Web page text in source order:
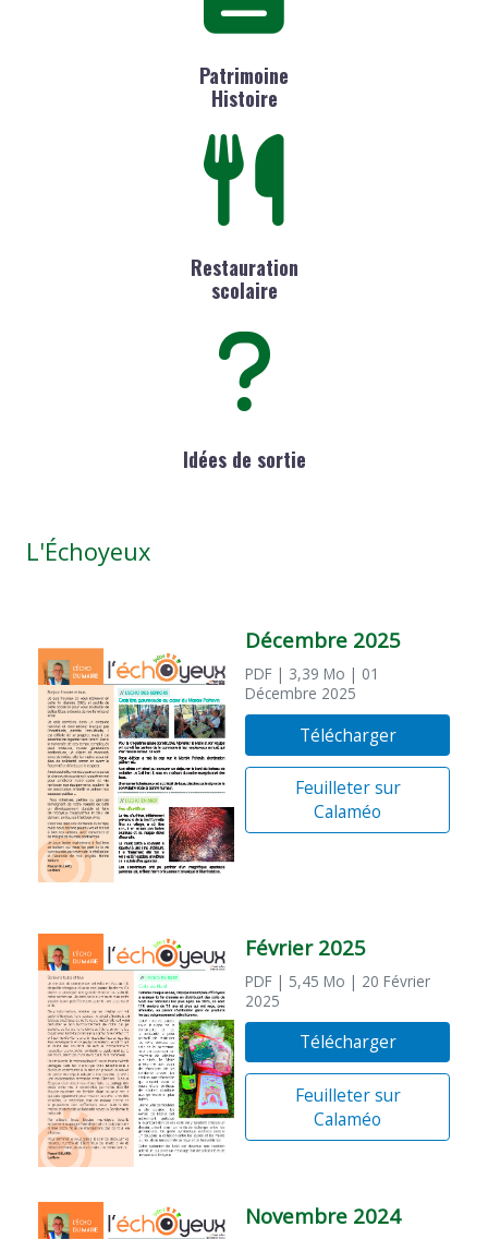
Patrimoine
Histoire
Restauration
scolaire
Idées de sortie
L'Échoyeux
Décembre 2025
PDF | 3,39 Mo | 01
Décembre 2025
Télécharger
Feuilleter sur
Calaméo
Février 2025
PDF | 5,45 Mo | 20 Février
2025
Télécharger
Feuilleter sur
Calaméo
Novembre 2024